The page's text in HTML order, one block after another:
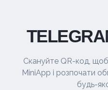
Скануйте QR-код,
MiniApp і розпочати
будь-